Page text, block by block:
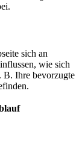
sich an
wie sich
B. Ihre bevorzugte